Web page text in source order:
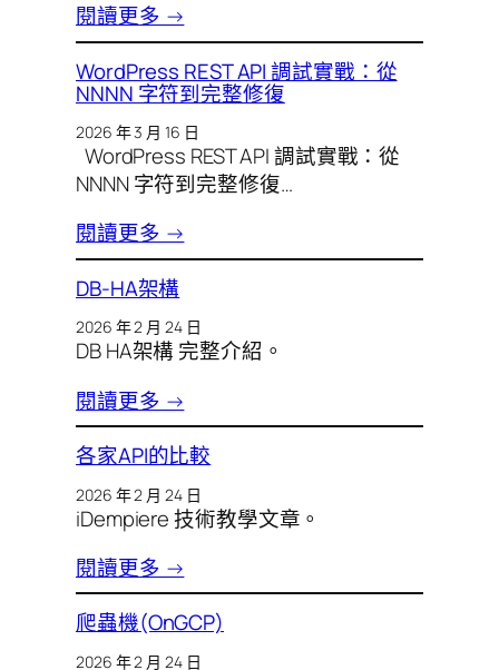
閱讀更多 →
WordPress REST API 調試實戰：從
NNNN 字符到完整修復
2026 年 3 月 16 日
WordPress REST API 調試實戰：從
NNNN 字符到完整修復…
閱讀更多 →
DB-HA架構
2026 年 2 月 24 日
DB HA架構 完整介紹。
閱讀更多 →
各家API的比較
2026 年 2 月 24 日
iDempiere 技術教學文章。
閱讀更多 →
爬蟲機(OnGCP)
2026 年 2 月 24 日